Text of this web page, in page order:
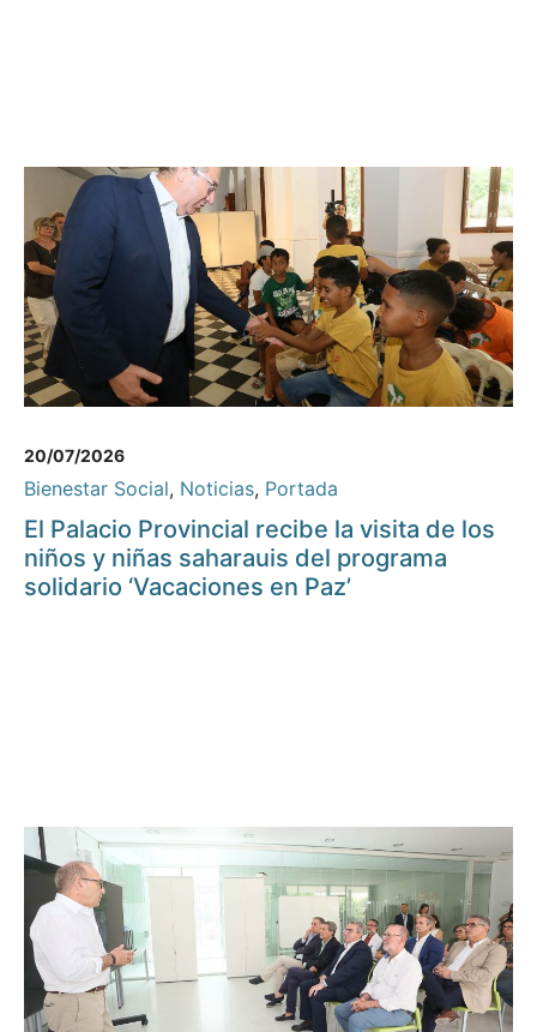
20/07/2026
Bienestar Social, Noticias, Portada
El Palacio Provincial recibe la visita de los
niños y niñas saharauis del programa
solidario ‘Vacaciones en Paz’